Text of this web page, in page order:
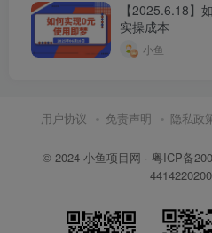
【2025.6.18】
实操成本
小鱼
用户协议 免责声明 隐私政
© 2024 小鱼项目网 · 粤ICP备